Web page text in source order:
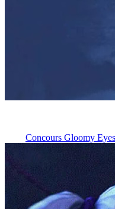
Concours Gloomy